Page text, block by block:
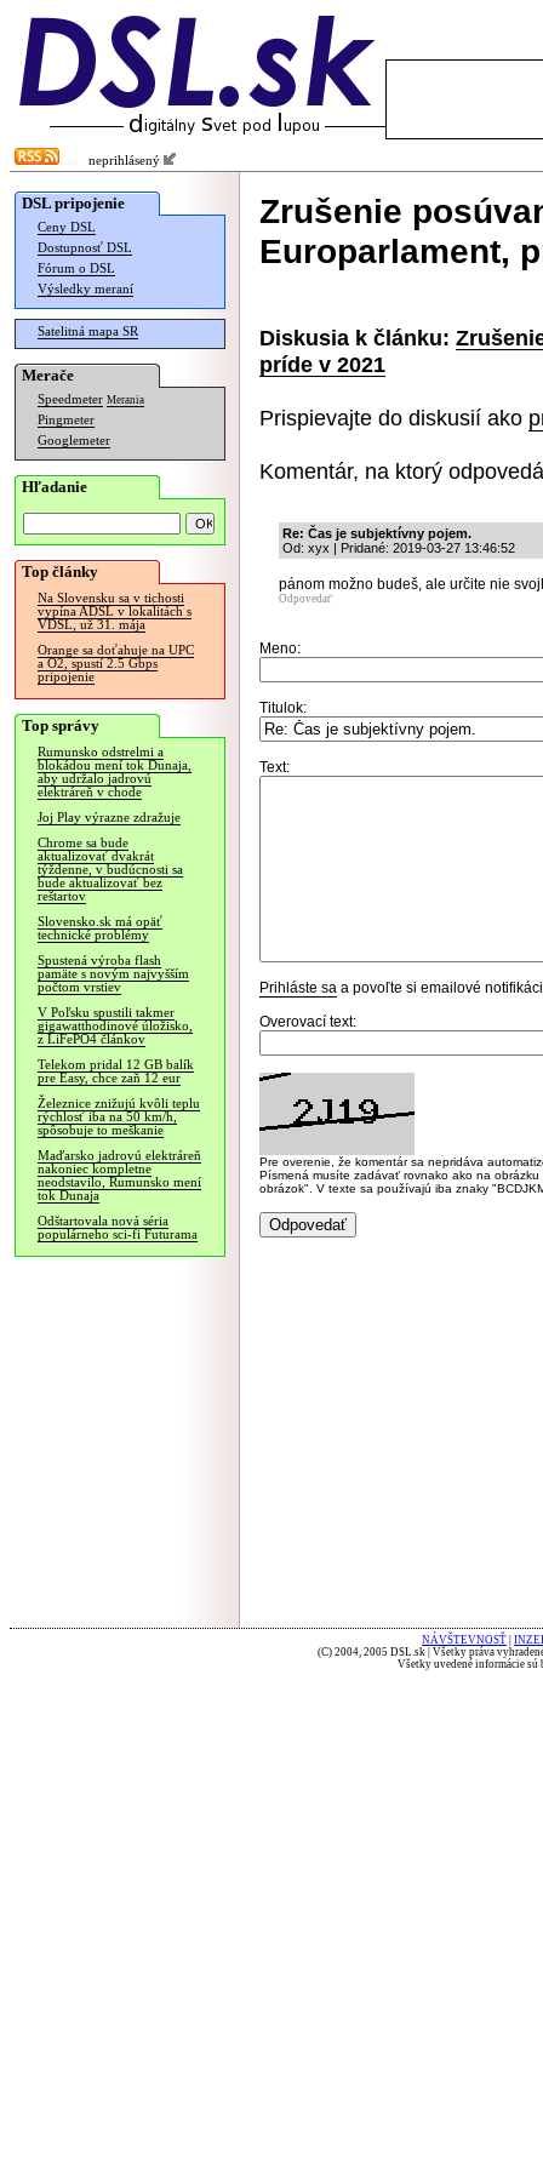
neprihlásený
DSL pripojenie
Ceny DSL
Dostupnosť DSL
Fórum o DSL
Výsledky meraní
Satelitná mapa SR
Merače
Speedmeter Merania
Pingmeter
Googlemeter
Hľadanie
Top články
Na Slovensku sa v tichosti
vypína ADSL v lokalitách s
VDSL, už 31. mája
Orange sa doťahuje na UPC
a O2, spustí 2.5 Gbps
pripojenie
Top správy
Rumunsko odstrelmi a
blokádou mení tok Dunaja,
aby udržalo jadrovú
elektráreň v chode
Joj Play výrazne zdražuje
Chrome sa bude
aktualizovať dvakrát
týždenne, v budúcnosti sa
bude aktualizovať bez
reštartov
Slovensko.sk má opäť
technické problémy
Spustená výroba flash
pamäte s novým najvyšším
počtom vrstiev
V Poľsku spustili takmer
gigawatthodinové úložisko,
z LiFePO4 článkov
Telekom pridal 12 GB balík
pre Easy, chce zaň 12 eur
Železnice znižujú kvôli teplu
rýchlosť iba na 50 km/h,
spôsobuje to meškanie
Maďarsko jadrovú elektráreň
nakoniec kompletne
neodstavilo, Rumunsko mení
tok Dunaja
Odštartovala nová séria
populárneho sci-fi Futurama
Zrušenie
Europarlament,
Diskusia k článku:
príde v 2021
Prispievajte do diskusií ako
Komentár, na ktorý
Re: Čas je subjektívny pojem.
Od: xyx | Pridané: 2019-03-27 13:46:52
pánom možno budeš, ale určite nie
Odpovedať
Meno:
Titulok:
Text:
Prihláste sa a povoľte si emailové
Overovací text:
Pre overenie, že komentár sa nepridáva
Písmená musíte zadávať rovnako ako na
obrázok". V texte sa používajú iba znaky
NÁVŠTEVNOSŤ
(C) 2004, 2005 DSL.sk | Všetky práva
Všetky uvedené informácie sú